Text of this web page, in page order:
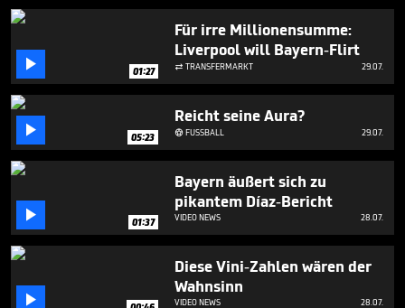
 01:27
Für irre Millionensumme:
Liverpool will Bayern-Flirt
 TRANSFERMARKT 29.07.
 05:23
Reicht seine Aura?
FUSSBALL 29.07.
 01:37
Bayern äußert sich zu
pikantem Díaz-Bericht
VIDEO NEWS 28.07.

Diese Vini-Zahlen wären der
Wahnsinn
VIDEO NEWS 28.07.